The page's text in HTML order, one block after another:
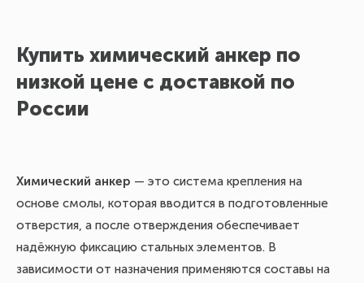
Купить химический анкер по
низкой цене с доставкой по
России
Химический анкер — это система крепления на
основе смолы, которая вводится в подготовленные
отверстия, а после отверждения обеспечивает
надёжную фиксацию стальных элементов. В
зависимости от назначения применяются составы на